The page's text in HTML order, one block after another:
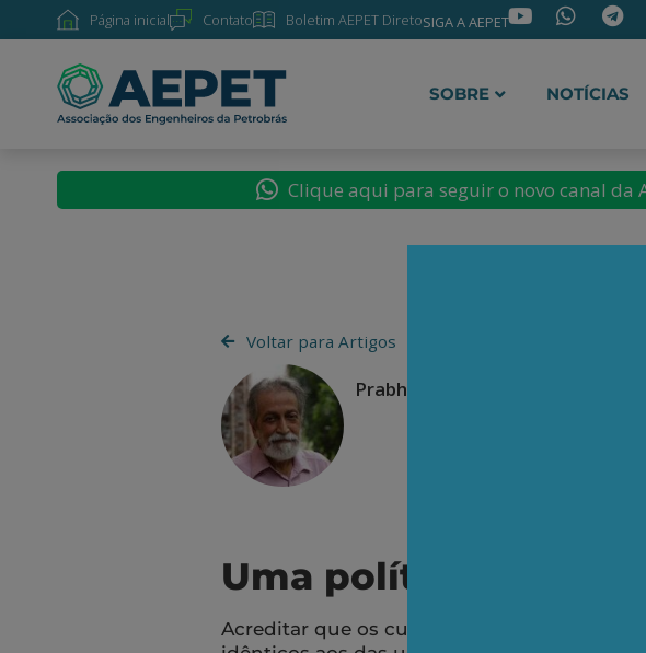
Página inicial Contato Boletim AEPET DiretoSIGA A AEPET
SOBRE NOTÍCIAS
Clique aqui para seguir o novo canal da
Voltar para Artigos
Prabhat Patnaik
Uma política
Acreditar que os currículos e os conteúdos